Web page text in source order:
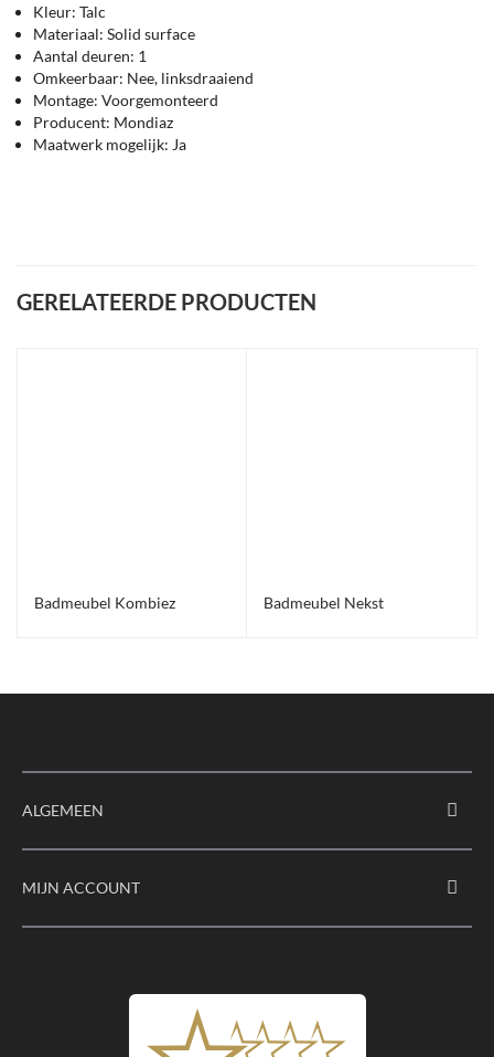
Kleur: Talc
Materiaal: Solid surface
Aantal deuren: 1
Omkeerbaar: Nee, linksdraaiend
Montage: Voorgemonteerd
Producent: Mondiaz
Maatwerk mogelijk: Ja
GERELATEERDE PRODUCTEN
Badmeubel Kombiez Badmeubel Nekst
ALGEMEEN
MIJN ACCOUNT